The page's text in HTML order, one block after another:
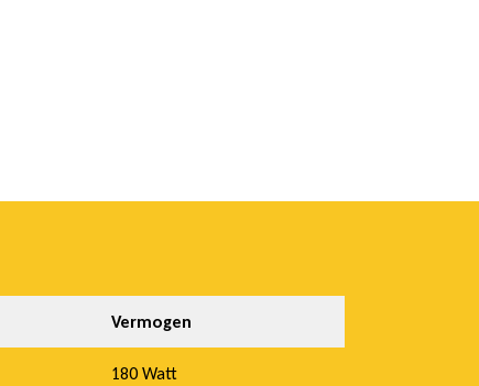
Vermogen
180 Watt